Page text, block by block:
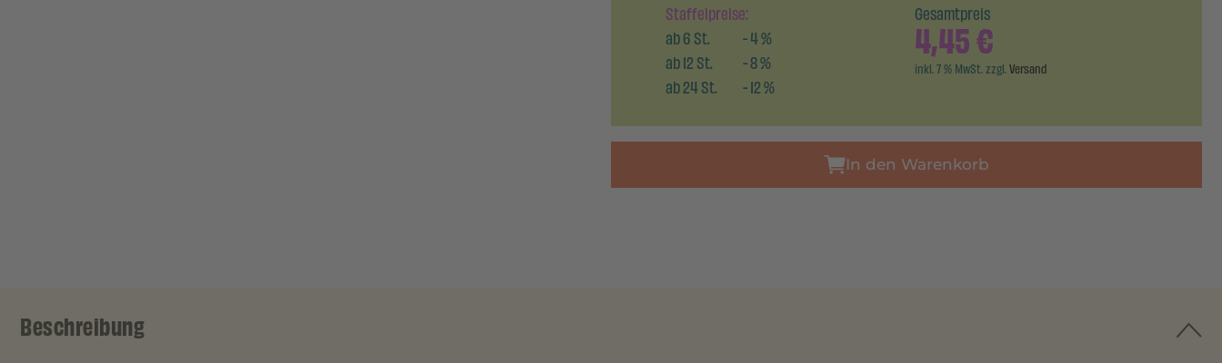
Staffelpreise:
ab6St. -4%
ab12St. -8%
ab24St. -12%
Gesamtpreis
4,45€
inkl. 7 % MwSt. zzgl.Versand
In den Warenkorb
Beschreibung